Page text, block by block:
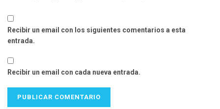
Recibir un email con los siguientes comentarios a esta
entrada.
Recibir un email con cada nueva entrada.